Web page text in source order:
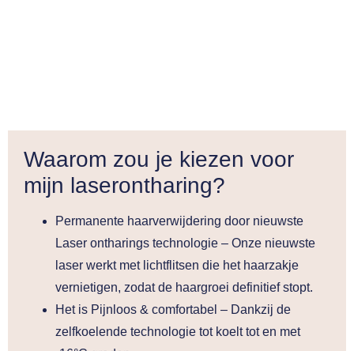
Waarom zou je kiezen voor
mijn laserontharing?
Permanente haarverwijdering door nieuwste
Laser ontharings technologie – Onze nieuwste
laser werkt met lichtflitsen die het haarzakje
vernietigen, zodat de haargroei definitief stopt.
Het is Pijnloos & comfortabel – Dankzij de
zelfkoelende technologie tot koelt tot en met